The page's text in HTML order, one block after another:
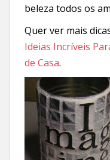
beleza todos os
Quer ver mais
Ideias Incríveis
de Casa.